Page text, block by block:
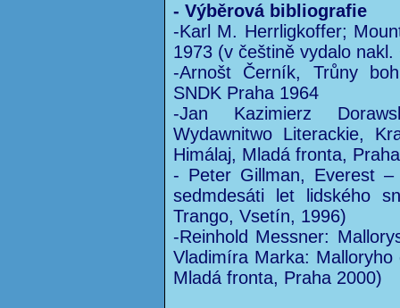
- Výběrová bibliografie
-Karl M. Herrligkoffer;
1973 (v češtině vydalo
-Arnošt Černík, Trůny
SNDK Praha 1964
-Jan Kazimierz
Wydawnitwo Literackie,
Himálaj, Mladá fronta,
- Peter Gillman, Everest
sedmdesáti let lidského
Trango, Vsetín, 1996)
-Reinhold Messner:
Vladimíra Marka:
Mladá fronta, Praha 2000)